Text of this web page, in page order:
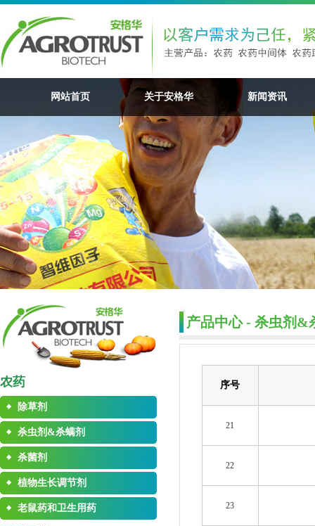
网站首页 关于安格华 新闻资讯
农药
除草剂
杀虫剂&杀螨剂
杀菌剂
植物生长调节剂
老鼠药和卫生用药
产品中心 - 杀虫剂&
序号
21
22
23